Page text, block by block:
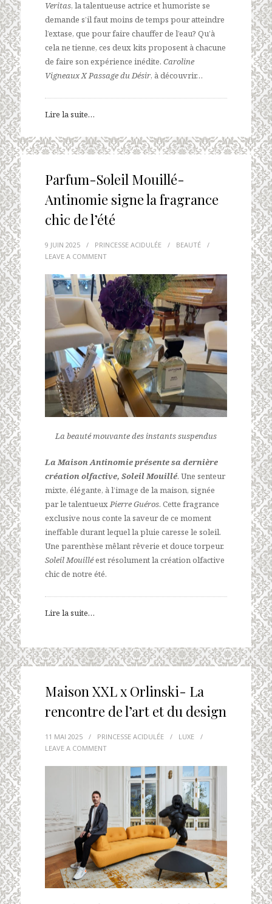
Veritas, la talentueuse actrice et humoriste se
demande s’il faut moins de temps pour atteindre
l’extase, que pour faire chauffer de l’eau? Qu’à
cela ne tienne, ces deux kits proposent à chacune
de faire son expérience inédite. Caroline
Vigneaux X Passagedu Désir, à découvrir…
Lire la suite…
Parfum-Soleil Mouillé-
Antinomie signe la fragrance
chic de l’été
9 JUIN 2025 / PRINCESSE ACIDULÉE / BEAUTÉ
/
LEAVE A COMMENT
La beauté mouvante des instants suspendus
La Maison Antinomie présente sa dernière
création olfactive, Soleil Mouillé. Une senteur
mixte, élégante, à l’image de la maison, signée
par le talentueuxPierre Guéros. Cette fragrance
exclusive nous conte la saveur de ce moment
ineffable durant lequel la pluie caresse le soleil.
Une parenthèse mêlant rêverie et douce torpeur.
Soleil Mouilléest résolument la création olfactive
chic de notre été.
Lire la suite…
Maison XXL x Orlinski- La
rencontre de l’art et du design
11 MAI 2025 / PRINCESSE ACIDULÉE / LUXE
/
LEAVE A COMMENT